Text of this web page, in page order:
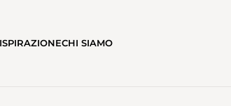
ISPIRAZIONECHI SIAMO